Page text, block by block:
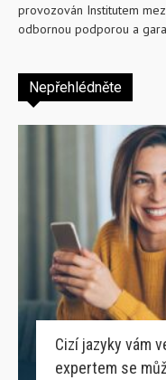
provozován Institutem
odbornou podporou a
Nepřehlédněte
Cizí jazyky vám
expertem se